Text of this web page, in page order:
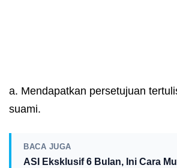
a. Mendapatkan persetujuan
suami.
BACA JUGA
ASI Eksklusif 6 Bulan, Ini Cara